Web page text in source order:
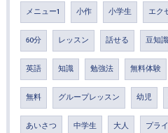
メニュー1 小作 小学生 エク
60分 レッスン 話せる 豆知識
英語 知識 勉強法 無料体験
無料 グループレッスン 幼児
あいさつ 中学生 大人 プラ